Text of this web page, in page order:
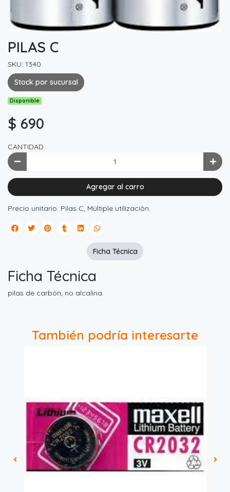
PILAS C
SKU: 1340
Stock por sucursal
Disponible
$ 690
CANTIDAD
Agregar al carro
Precio unitario. Pilas C, Múltiple utilización.
Ficha Técnica
pilas de carbón, no alcalina.
Ficha Técnica
También podría interesarte